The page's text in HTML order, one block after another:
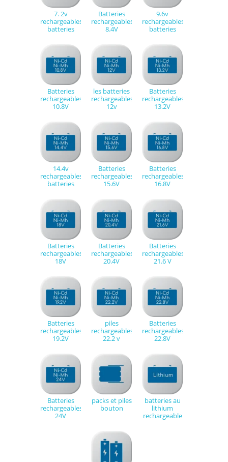
7. 2v
rechargeables
batteries
Batteries
rechargeables
8.4V
9.6v
rechargeables
batteries
Batteries
rechargeables
10.8V
les batteries
rechargeables
12v
Batteries
rechargeables
13.2V
14.4v
rechargeables
batteries
Batteries
rechargeables
15.6V
Batteries
rechargeables
16.8V
Batteries
rechargeables
18V
Batteries
rechargeables
20.4V
Batteries
rechargeables
21.6 V
Batteries
rechargeables
19.2V
piles
rechargeables
22.2 v
Batteries
rechargeables
22.8V
Batteries
rechargeables
24V
packs et piles
bouton
batteries au
lithium
rechargeable